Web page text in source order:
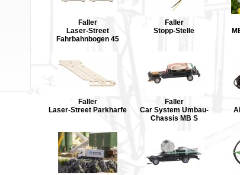
Faller
Laser-Street
Fahrbahnbogen 45
Faller
Stopp-Stelle
Faller
Laser-Street Parkharfe
Faller
Car System Umbau-
Chassis MB S